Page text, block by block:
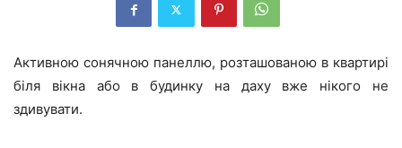
Активною сонячною панеллю, розташованою в квартирі
біля вікна або в будинку на даху вже нікого не
здивувати.